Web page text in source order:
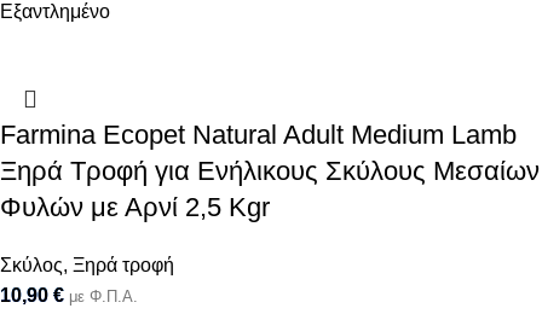
Εξαντλημένο
Farmina Ecopet Natural Adult Medium Lamb
Ξηρά Τροφή για Ενήλικους Σκύλους Μεσαίων
Φυλών με Αρνί 2,5 Kgr
Σκύλος, Ξηρά τροφή
10,90 € με Φ.Π.Α.